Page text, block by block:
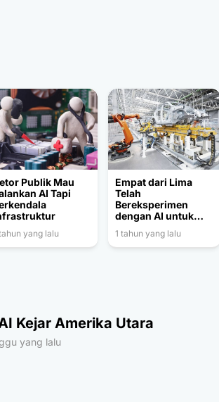
Publik Mau
AI Tapi
yang lalu
Empat dari Lima
Telah
Bereksperimen
dengan AI untuk
Manufaktur
1 tahun yang lalu
Kejar Amerika Utara
yang lalu